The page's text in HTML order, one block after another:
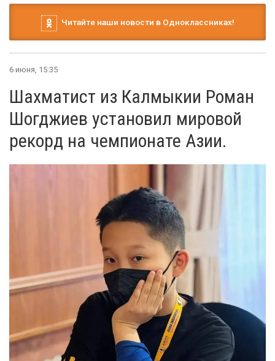
Читайте наши новости в Одноклассниках!
6 июня, 15:35
Шахматист из Калмыкии Роман
Шогджиев установил мировой
рекорд на чемпионате Азии.